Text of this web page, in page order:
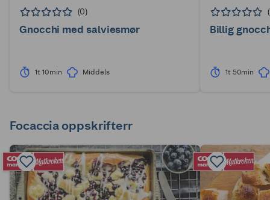
(0)
Gnocchi med salviesmør
1t 10min Middels
Billig
1t 50min
Focaccia oppskrifterr